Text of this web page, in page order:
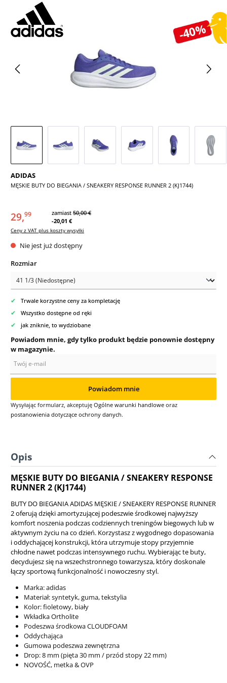
-40%
Pomiń galerię zdjęć
ADIDAS
MĘSKIE BUTY DO BIEGANIA / SNEAKERY RESPONSE RUNNER 2 (KJ1744)
29,99 zamiast 50,00 €
-20,01 €
Ceny z VAT plus koszty wysyłki
Nie jest już dostępny
Wybierz
Rozmiar
✔ Trwale korzystne ceny za kompletację
✔ Wszystko dostępne od ręki
✔ jak zniknie, to wydziobane
Powiadom mnie, gdy tylko produkt będzie ponownie dostępny
w magazynie.
Powiadom mnie
Wysyłając formularz, akceptuję Ogólne warunki handlowe oraz
postanowienia dotyczące ochrony danych.
Opis
MĘSKIE BUTY DO BIEGANIA / SNEAKERY RESPONSE
RUNNER 2 (KJ1744)
BUTY DO BIEGANIA ADIDAS MĘSKIE / SNEAKERY RESPONSE RUNNER
2 oferują dzięki amortyzującej podeszwie środkowej najwyższy
komfort noszenia podczas codziennych treningów biegowych lub w
aktywnym życiu na co dzień. Korzystasz z wygodnego dopasowania
i oddychającej konstrukcji, która utrzymuje stopy przyjemnie
chłodne nawet podczas intensywnego ruchu. Wybierając te buty,
decydujesz się na wszechstronnego towarzysza, który doskonale
łączy sportową funkcjonalność i nowoczesny styl.
Marka: adidas
Materiał: syntetyk, guma, tekstylia
Kolor: fioletowy, biały
Wkładka Ortholite
Podeszwa środkowa CLOUDFOAM
Oddychająca
Gumowa podeszwa zewnętrzna
Drop: 8 mm (pięta 30 mm / przód stopy 22 mm)
NOVOŚĆ, metka & OVP